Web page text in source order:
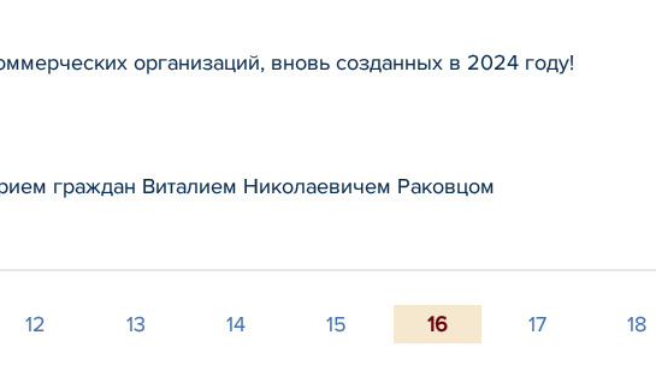
организаций, вновь созданных в 2024 году!
граждан Виталием Николаевичем Раковцом
12 13 14 15 16 17 18